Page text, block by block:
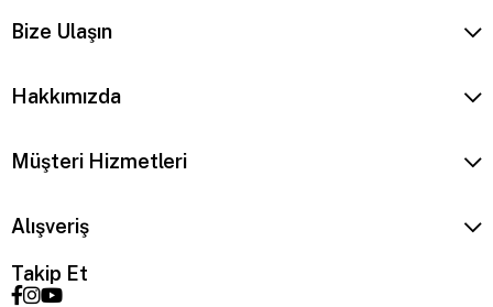
Bize Ulaşın
Hakkımızda
Müşteri Hizmetleri
Alışveriş
Takip Et